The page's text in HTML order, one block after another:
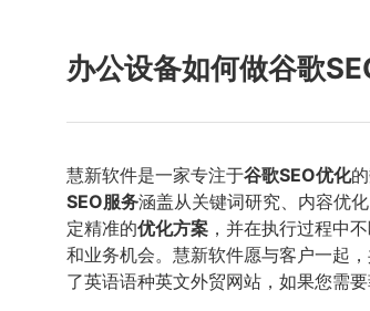
办公设备如何做谷歌
慧新软件是一家专注于谷歌SEO优化
SEO服务涵盖从关键词研究、内容优
定精准的优化方案 ，并在执行过程中
和业务机会。慧新软件愿与客户一起
了英语语种英文外贸网站，如果您需